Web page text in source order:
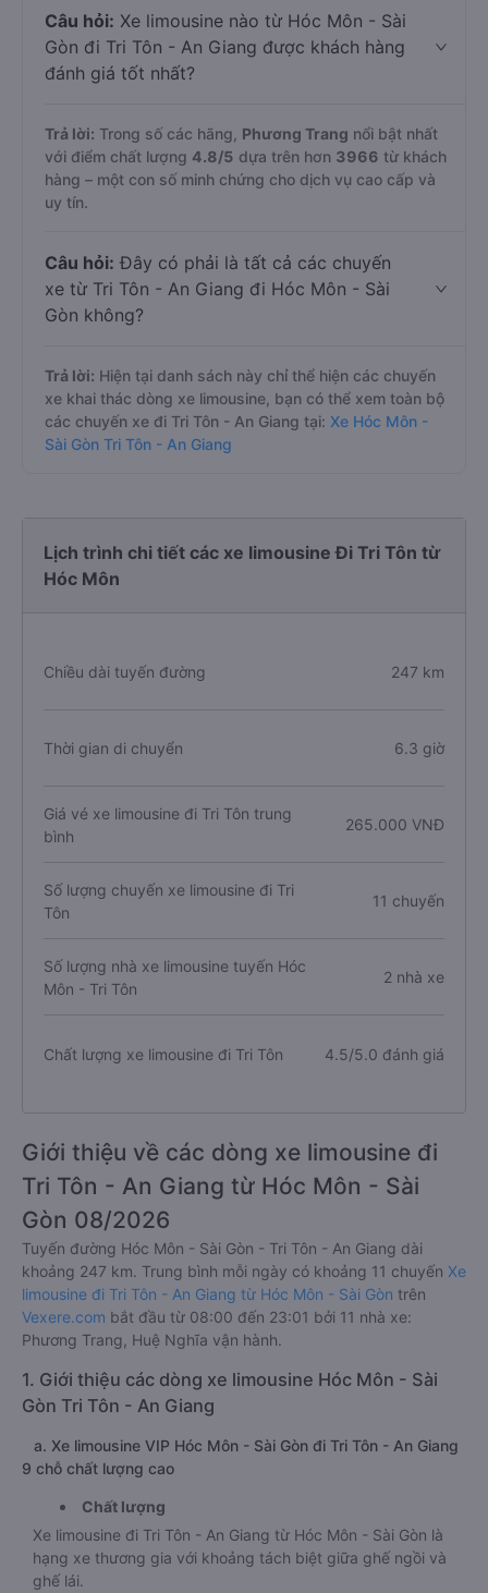
Câu hỏi: Xe limousine nào từ Hóc Môn - Sài
Gòn đi Tri Tôn - An Giang được khách hàng
đánh giá tốt nhất?
Trả lời: Trong số các hãng, Phương Trang nổi bật nhất
với điểm chất lượng 4.8/5 dựa trên hơn 3966 từ khách
hàng – một con số minh chứng cho dịch vụ cao cấp và
uy tín.
Câu hỏi: Đây có phải là tất cả các chuyến
xe từ Tri Tôn - An Giang đi Hóc Môn - Sài
Gòn không?
Trả lời: Hiện tại danh sách này chỉ thể hiện các chuyến
xe khai thác dòng xe limousine, bạn có thể xem toàn bộ
các chuyến xe đi Tri Tôn - An Giang tại: Xe Hóc Môn -
Sài Gòn Tri Tôn - An Giang
Lịch trình chi tiết các xe limousine Đi Tri Tôn từ
Hóc Môn
Chiều dài tuyến đường 247 km
Thời gian di chuyển 6.3 giờ
Giá vé xe limousine đi Tri Tôn trung
bình
265.000 VNĐ
Số lượng chuyến xe limousine đi Tri
Tôn
11 chuyến
Số lượng nhà xe limousine tuyến Hóc
Môn - Tri Tôn
2 nhà xe
Chất lượng xe limousine đi Tri Tôn 4.5/5.0 đánh giá
Giới thiệu về các dòng xe limousine đi
Tri Tôn - An Giang từ Hóc Môn - Sài
Gòn 08/2026
Tuyến đường Hóc Môn - Sài Gòn - Tri Tôn - An Giang dài
khoảng 247 km. Trung bình mỗi ngày có khoảng 11 chuyến Xe
limousine đi Tri Tôn - An Giang từ Hóc Môn - Sài Gòn trên
Vexere.com bắt đầu từ 08:00 đến 23:01 bởi 11 nhà xe:
Phương Trang, Huệ Nghĩa vận hành.
1. Giới thiệu các dòng xe limousine Hóc Môn - Sài
Gòn Tri Tôn - An Giang
a. Xe limousine VIP Hóc Môn - Sài Gòn đi Tri Tôn - An Giang
9 chỗ chất lượng cao
Chất lượng
Xe limousine đi Tri Tôn - An Giang từ Hóc Môn - Sài Gòn là
hạng xe thương gia với khoảng tách biệt giữa ghế ngồi và
ghế lái.